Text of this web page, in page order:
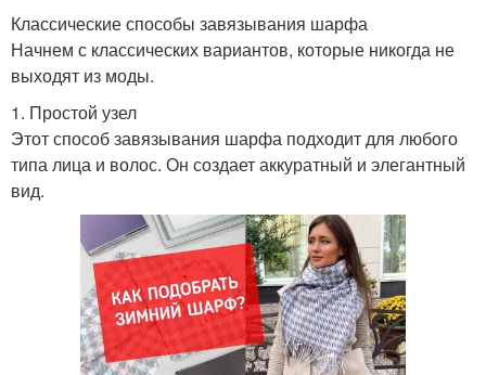
Классические способы завязывания шарфа
Начнем с классических вариантов, которые никогда не
выходят из моды.
1. Простой узел
Этот способ завязывания шарфа подходит для любого
типа лица и волос. Он создает аккуратный и элегантный
вид.